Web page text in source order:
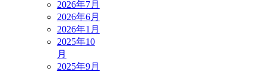
2026年7月
2026年6月
2026年1月
2025年10
月
2025年9月